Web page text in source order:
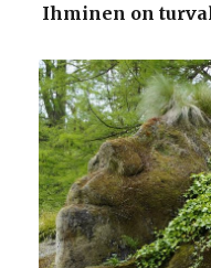
Ihminen on